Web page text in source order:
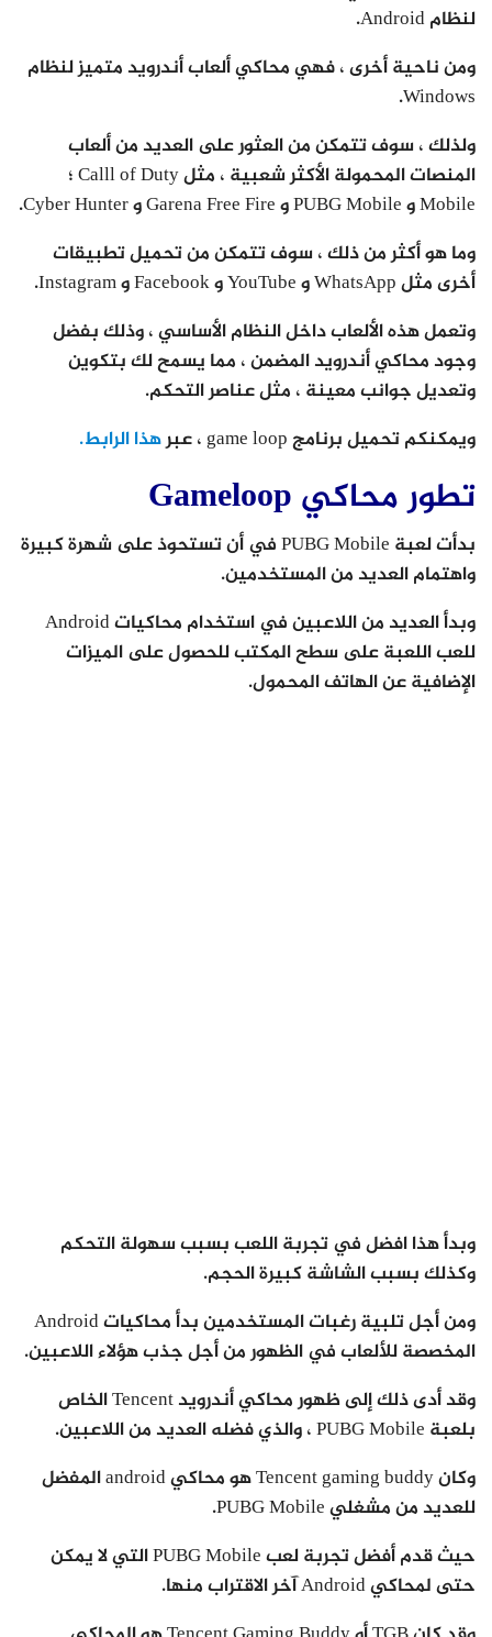
لنظام Android.
ومن ناحية أخرى ، فهي محاكي ألعاب أندرويد متميز لنظام
Windows.
ولذلك ، سوف تتمكن من العثور على العديد من ألعاب
المنصات المحمولة الأكثر شعبية ، مثل Calll of Duty ؛
Mobile و PUBG Mobile و Garena Free Fire و Cyber ​​Hunter.
وما هو أكثر من ذلك ، سوف تتمكن من تحميل تطبيقات
أخرى مثل WhatsApp و YouTube و Facebook و Instagram.
وتعمل هذه الألعاب داخل النظام الأساسي ، وذلك بفضل
وجود محاكي أندرويد المضمن ، مما يسمح لك بتكوين
وتعديل جوانب معينة ، مثل عناصر التحكم.
ويمكنكم تحميل برنامج game loop ، عبر
هذا الرابط.
تطور محاكي Gameloop
بدأت لعبة PUBG Mobile في أن تستحوذ على شهرة كبيرة
واهتمام العديد من المستخدمين.
وبدأ العديد من اللاعبين في استخدام محاكيات Android
للعب اللعبة على سطح المكتب للحصول على الميزات
الإضافية عن الهاتف المحمول.
وبدأ هذا افضل في تجربة اللعب بسبب سهولة التحكم
وكذلك بسبب الشاشة كبيرة الحجم.
ومن أجل تلبية رغبات المستخدمين بدأ محاكيات Android
المخصصة للألعاب في الظهور من أجل جذب هؤلاء اللاعبين.
وقد أدى ذلك إلى ظهور محاكي أندرويد Tencent الخاص
بلعبة PUBG Mobile ، والذي فضله العديد من اللاعبين.
وكان Tencent gaming buddy هو محاكي android المفضل
للعديد من مشغلي PUBG Mobile.
حيث قدم أفضل تجربة لعب PUBG Mobile التي لا يمكن
حتى لمحاكي Android آخر الاقتراب منها.